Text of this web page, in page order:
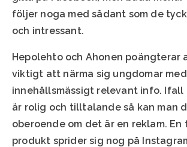
följer noga med sådant som de
och intressant.
Hepolehto och Ahonen poängterar
viktigt att närma sig ungdomar med
innehållsmässigt relevant info.
är rolig och tilltalande så kan man
oberoende om det är en reklam. En
produkt sprider sig nog på